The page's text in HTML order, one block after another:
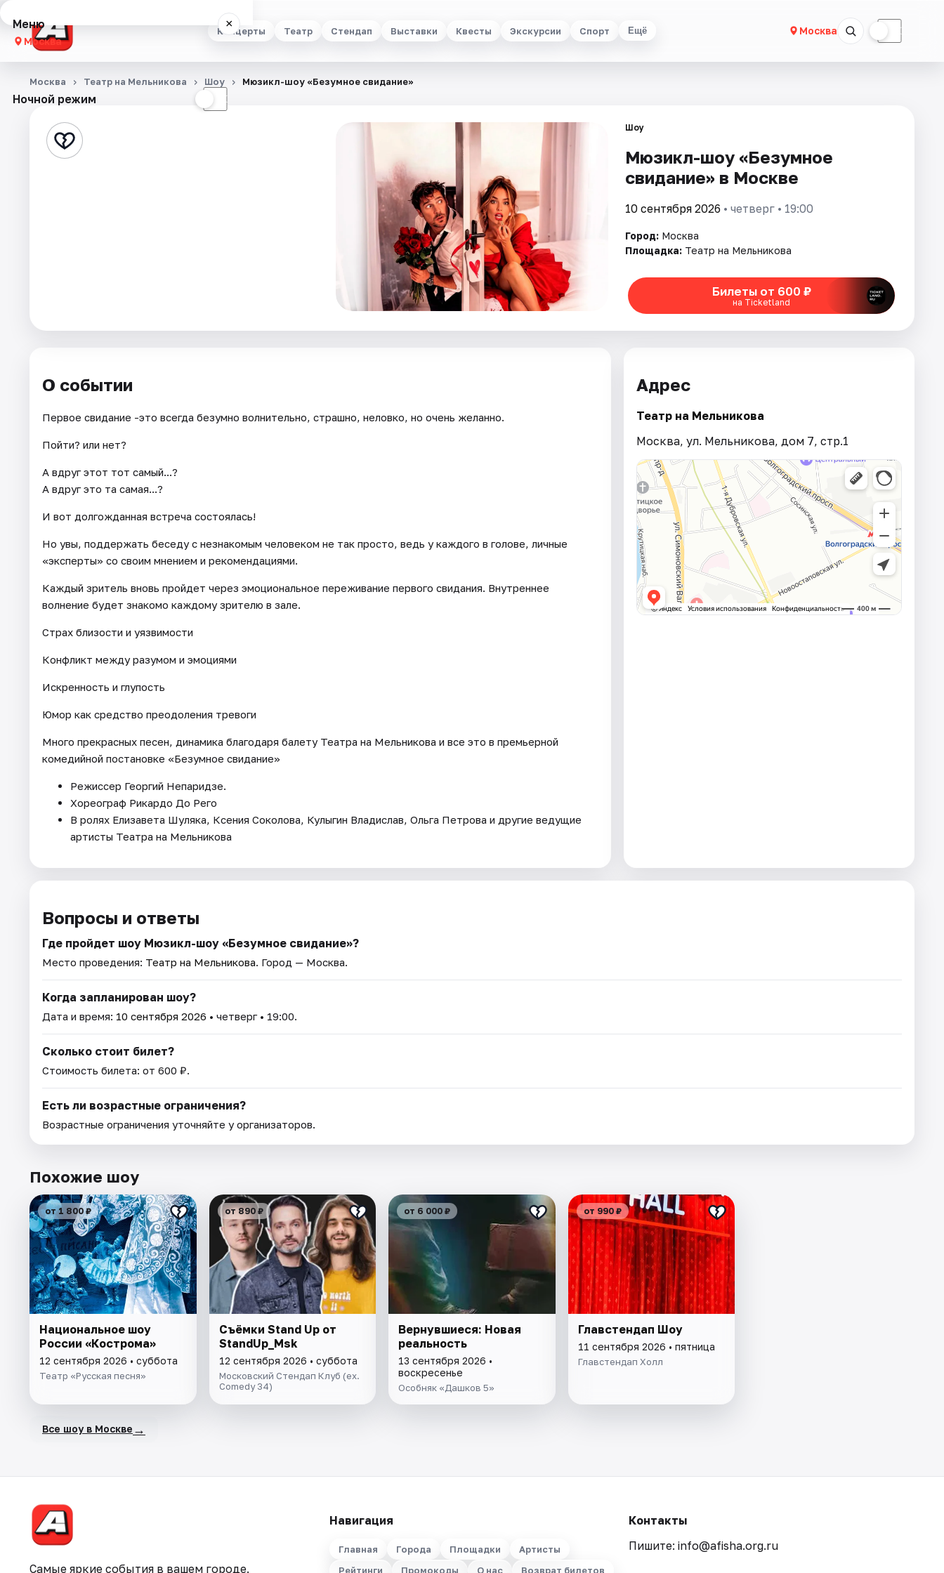
Концерты Театр Стендап Выставки Квесты Экскурсии Спорт Ещё Москва ☾
Меню ×
Москва
Концерты
Стендап
Площадки
Артисты
Рейтинги
Ночной режим ☾
Москва Театр на Мельникова Шоу Мюзикл-шоу «Безумное свидание»
Шоу
Мюзикл-шоу «Безумное
свидание» в Москве
10 сентября 2026 • четверг • 19:00
Город: Москва
Площадка: Театр на Мельникова
Билеты от 600 ₽
на Ticketland
О событии
Первое свидание -это всегда безумно волнительно, страшно, неловко, но очень желанно.
Пойти? или нет?
А вдруг этот тот самый...?
А вдруг это та самая...?
И вот долгожданная встреча состоялась!
Но увы, поддержать беседу с незнакомым человеком не так просто, ведь у каждого в голове, личные
«эксперты» со своим мнением и рекомендациями.
Каждый зритель вновь пройдет через эмоциональное переживание первого свидания. Внутреннее
волнение будет знакомо каждому зрителю в зале.
Страх близости и уязвимости
Конфликт между разумом и эмоциями
Искренность и глупость
Юмор как средство преодоления тревоги
Много прекрасных песен, динамика благодаря балету Театра на Мельникова и все это в премьерной
комедийной постановке «Безумное свидание»
Режиссер Георгий Непаридзе.
Хореограф Рикардо До Рего
В ролях Елизавета Шуляка, Ксения Соколова, Кулыгин Владислав, Ольга Петрова и другие ведущие
артисты Театра на Мельникова
Адрес
Театр на Мельникова
Москва, ул. Мельникова, дом 7, стр.1
Вопросы и ответы
Где пройдет шоу Мюзикл-шоу «Безумное свидание»?
Место проведения: Театр на Мельникова. Город — Москва.
Когда запланирован шоу?
Дата и время: 10 сентября 2026 • четверг • 19:00.
Сколько стоит билет?
Стоимость билета: от 600 ₽.
Есть ли возрастные ограничения?
Возрастные ограничения уточняйте у организаторов.
Похожие шоу
от 1 800 ₽
Национальное шоу
России «Кострома»
12 сентября 2026 • суббота
Театр «Русская песня»
от 890 ₽
Съёмки Stand Up от
StandUp_Msk
12 сентября 2026 • суббота
Московский Стендап Клуб (ex.
Comedy 34)
от 6 000 ₽
Вернувшиеся: Новая
реальность
13 сентября 2026 •
воскресенье
Особняк «Дашков 5»
от 990 ₽
Главстендап Шоу
11 сентября 2026 • пятница
Главстендап Холл
Все шоу в Москве →
Самые яркие события в вашем городе.
Навигация
Главная Города Площадки
Артисты
Рейтинги
Промокоды О нас Возврат билетов
Контакты
Пишите: info@afisha.org.ru